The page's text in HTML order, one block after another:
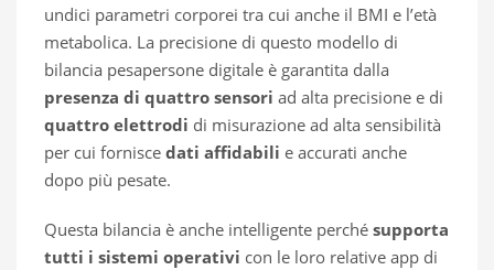
undici parametri corporei tra cui anche il BMI e l’età
metabolica. La precisione di questo modello di
bilancia pesapersone digitale è garantita dalla
presenza di quattro sensori ad alta precisione e di
quattro elettrodi di misurazione ad alta sensibilità
per cui fornisce dati affidabili e accurati anche
dopo più pesate.
Questa bilancia è anche intelligente perché supporta
tutti i sistemi operativi con le loro relative app di